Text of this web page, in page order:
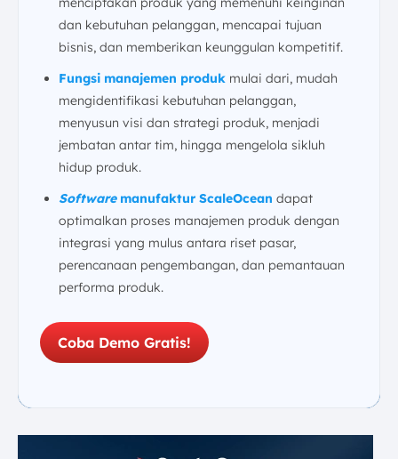
dan kebutuhan pelanggan, mencapai tujuan
bisnis, dan memberikan keunggulan kompetitif.
Fungsi manajemen produk mulai dari, mudah
mengidentifikasi kebutuhan pelanggan,
menyusun visi dan strategi produk, menjadi
jembatan antar tim, hingga mengelola sikluh
hidup produk.
Softwaremanufaktur ScaleOcean dapat
optimalkan proses manajemen produk dengan
integrasi yang mulus antara riset pasar,
perencanaan pengembangan, dan pemantauan
performa produk.
Coba Demo Gratis!